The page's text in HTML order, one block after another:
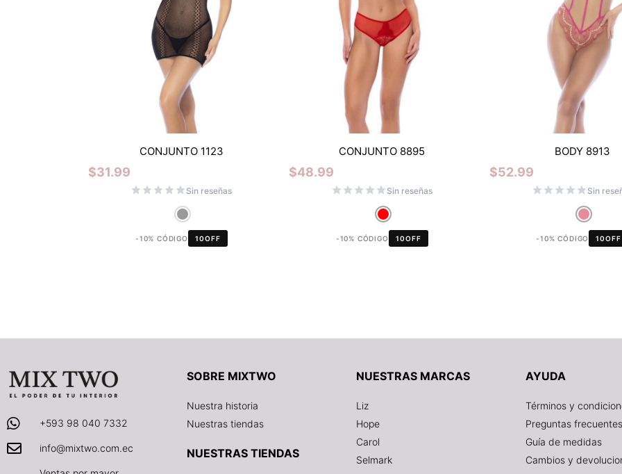
CONJUNTO 1123
$31.99
Sin reseñas
-10% CÓDIGO 10OFF
CONJUNTO 8895
$48.99
Sin reseñas
-10% CÓDIGO 10OFF
BODY 8913
$52.99
Sin
-10% CÓDIGO 10OFF
+593 98 040 7332
info@mixtwo.com.ec
SOBRE MIXTWO
Nuestra historia
Nuestras tiendas
NUESTRAS TIENDAS
NUESTRAS MARCAS
Liz
Hope
Carol
Selmark
AYUDA
Términos y
Preguntas frecuentes
Guía de medidas
Cambios y